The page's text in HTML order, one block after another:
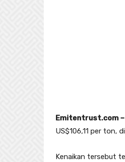
Emitentrust.com –
US$106,11 per ton,
Kenaikan tersebut